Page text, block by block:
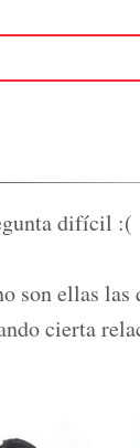
difícil :(
son ellas
cierta